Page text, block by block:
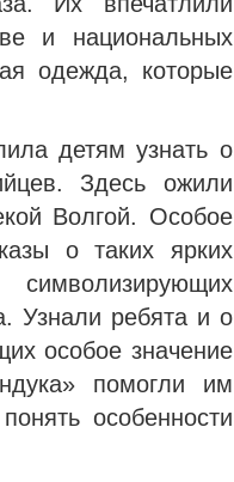
и национальных
одежда, которые
детям узнать о
Здесь ожили
Волгой. Особое
о таких ярких
Узнали ребята и о
особое значение
помогли им
особенности